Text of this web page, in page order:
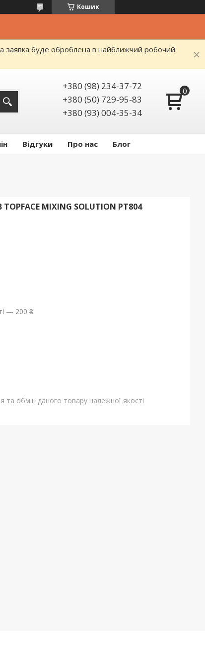
Кошик
заявка буде оброблена в найближчий робочий
+380 (98) 234-37-72
+380 (50) 729-95-83
+380 (93) 004-35-34
Відгуки Про нас Блог
MIXING SOLUTION PT804
— 200 ₴
обмін даного товару належної якості